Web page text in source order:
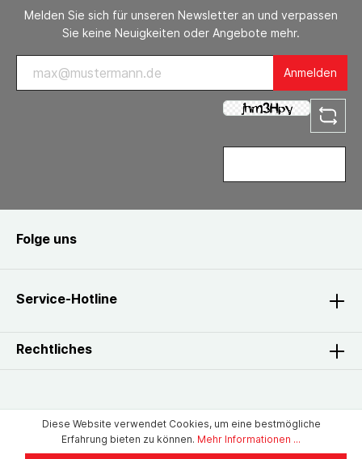
Melden Sie sich für unseren Newsletter an und verpassen
Sie keine Neuigkeiten oder Angebote mehr.
Anmelden
Service-Hotline
Folge uns
Rechtliches
Diese Website verwendet Cookies, um eine bestmögliche
Erfahrung bieten zu können. Mehr Informationen ...